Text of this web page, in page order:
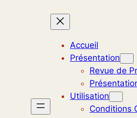
Accueil
Présentation
Revue de
Utilisation
Conditions